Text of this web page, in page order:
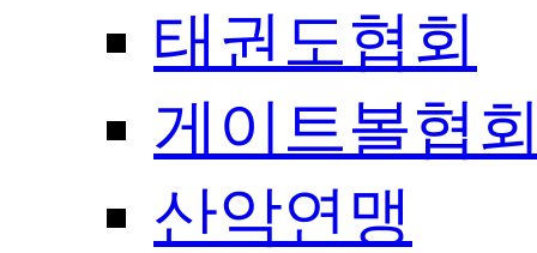
태권도협회
게이트볼협
산악연맹